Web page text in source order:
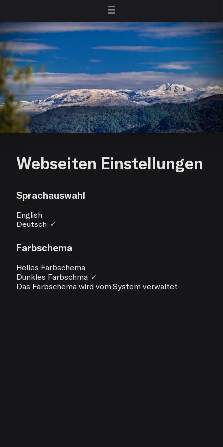
Webseiten Einstellungen
Sprachauswahl
English
Deutsch ✓
Farbschema
Helles Farbschema
Dunkles Farbschma ✓
Das Farbschema wird vom System verwaltet